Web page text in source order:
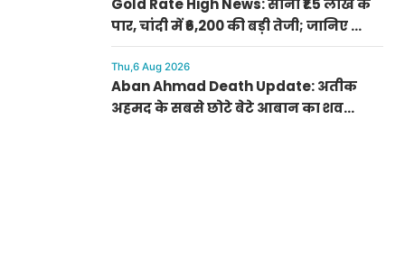
Gold Rate High News: सोना ₹1.5 लाख के
पार, चांदी में ₹6,200 की बड़ी तेजी; जानिए क्यों
अचानक बढ़ गए रेट
Thu,6 Aug 2026
Aban Ahmad Death Update: अतीक
अहमद के सबसे छोटे बेटे आबान का शव